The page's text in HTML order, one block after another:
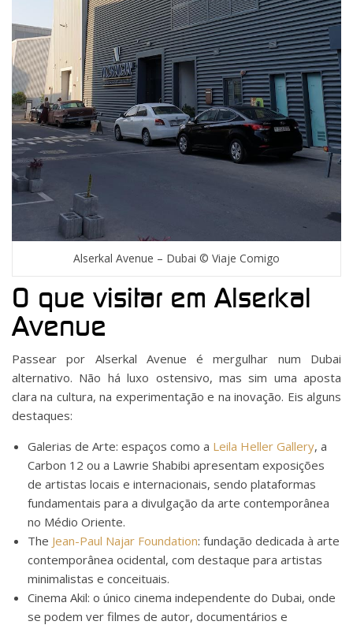
Alserkal Avenue – Dubai © Viaje Comigo
O que visitar em Alserkal
Avenue
Passear por Alserkal Avenue é mergulhar num Dubai
alternativo. Não há luxo ostensivo, mas sim uma aposta
clara na cultura, na experimentação e na inovação. Eis alguns
destaques:
Galerias de Arte: espaços como a Leila Heller Gallery, a
Carbon 12 ou a Lawrie Shabibi apresentam exposições
de artistas locais e internacionais, sendo plataformas
fundamentais para a divulgação da arte contemporânea
no Médio Oriente.
The Jean-Paul Najar Foundation: fundação dedicada à arte
contemporânea ocidental, com destaque para artistas
minimalistas e conceituais.
Cinema Akil: o único cinema independente do Dubai, onde
se podem ver filmes de autor, documentários e